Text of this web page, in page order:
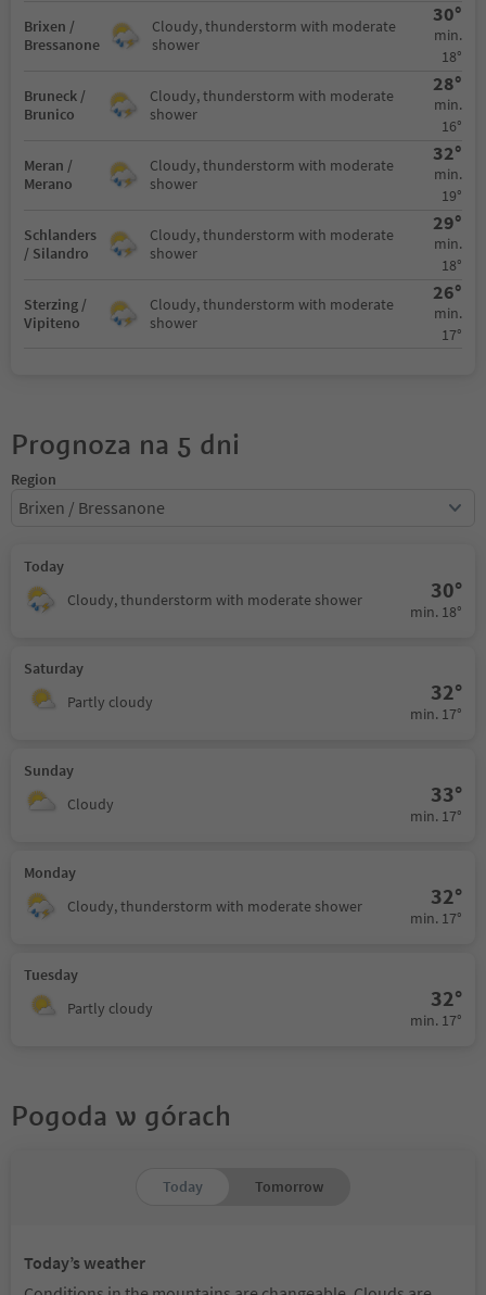
Brixen /
Bressanone
Cloudy, thunderstorm with moderate
shower
30°
min.
18°
Bruneck /
Brunico
Cloudy, thunderstorm with moderate
shower
28°
min.
16°
Meran /
Merano
Cloudy, thunderstorm with moderate
shower
32°
min.
19°
Schlanders
/ Silandro
Cloudy, thunderstorm with moderate
shower
29°
min.
18°
Sterzing /
Vipiteno
Cloudy, thunderstorm with moderate
shower
26°
min.
17°
Prognoza na 5 dni
Region
Brixen / Bressanone
Today
Cloudy, thunderstorm with moderate shower
30°
min. 18°
Saturday
Partly cloudy
32°
min. 17°
Sunday
Cloudy
33°
min. 17°
Monday
Cloudy, thunderstorm with moderate shower
32°
min. 17°
Tuesday
Partly cloudy
32°
min. 17°
Pogoda w górach
Today Tomorrow
Today’s weather